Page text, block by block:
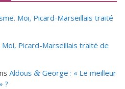
Moi, Picard-Marseillais traité
Moi, Picard-Marseillais traité de
Aldous & George : « Le meilleur
?